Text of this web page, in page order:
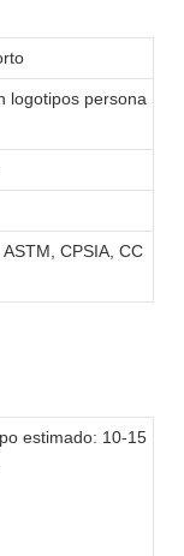
logotipos persona
CPSIA, CC
estimado: 10-15